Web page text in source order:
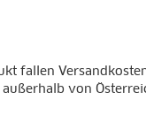
fallen
von